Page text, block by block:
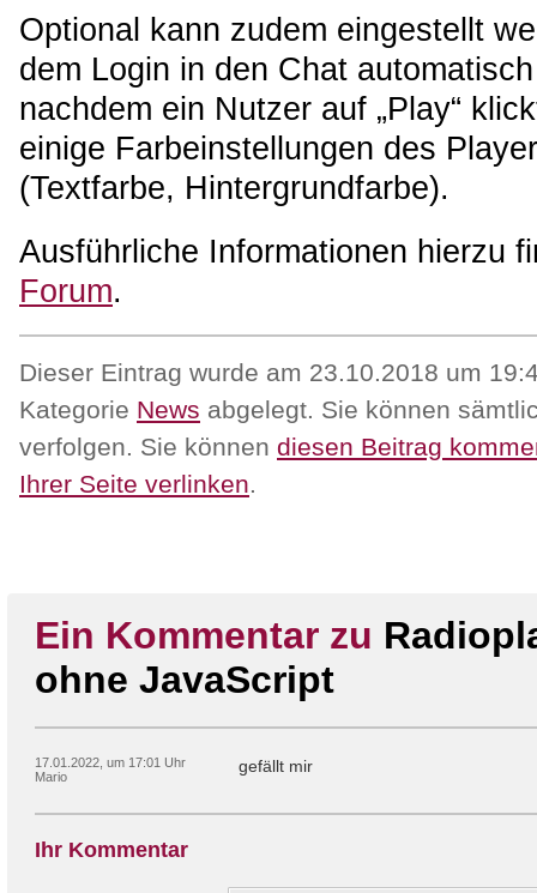
Optional kann zudem eingestellt
dem Login in den Chat
nachdem ein Nutzer auf „Play“
einige Farbeinstellungen des
(Textfarbe, Hintergrundfarbe).
Ausführliche Informationen hierzu
Forum.
Dieser Eintrag wurde am 23.10.2018 um
Kategorie News abgelegt. Sie können
verfolgen. Sie können diesen Beitrag
Ihrer Seite verlinken.
Ein Kommentar zu
ohne JavaScript
17.01.2022, um 17:01 Uhr
Mario
gefällt mir
Ihr Kommentar